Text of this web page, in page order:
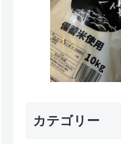
カテゴリー